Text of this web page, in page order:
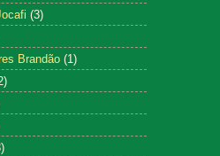
(3)
Brandão (1)